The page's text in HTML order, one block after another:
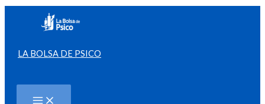
contenido
LA BOLSA DE PSICO